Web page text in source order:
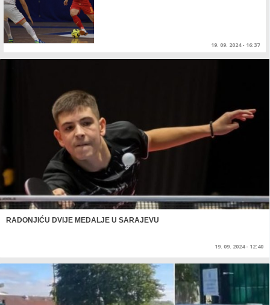
19. 09. 2024 - 16:37
RADONJIĆU DVIJE MEDALJE U SARAJEVU
19. 09. 2024 - 12:40